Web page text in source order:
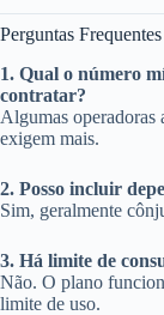
Perguntas
1. Qual o número
contratar?
Algumas operadoras
exigem mais.
2. Posso incluir
Sim, geralmente
3. Há limite de
Não. O plano
limite de uso.